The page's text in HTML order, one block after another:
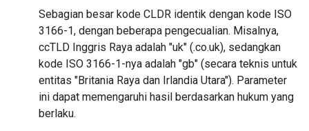
Sebagian besar kode CLDR identik dengan kode ISO
3166-1, dengan beberapa pengecualian. Misalnya,
ccTLD Inggris Raya adalah "uk" (.co.uk), sedangkan
kode ISO 3166-1-nya adalah "gb" (secara teknis untuk
entitas "Britania Raya dan Irlandia Utara"). Parameter
ini dapat memengaruhi hasil berdasarkan hukum yang
berlaku.